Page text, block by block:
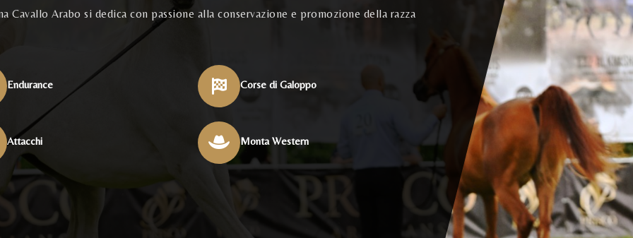
Arabo si dedica con passione alla conservazione e promozione della razza
Endurance Corse di Galoppo
Attacchi Monta Western